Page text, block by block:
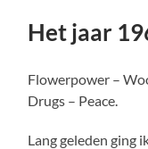
Het jaar
Flowerpower –
Drugs – Peace.
Lang geleden ging